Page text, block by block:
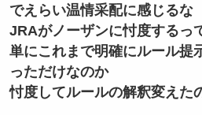
でえらい温情采配に感じるな
JRAがノーザンに忖度するっ
単にこれまで明確にルール提
っただけなのか
忖度してルールの解釈変えた